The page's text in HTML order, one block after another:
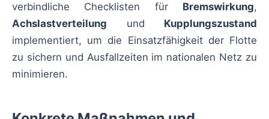
verbindliche Checklisten für Bremswirkung,
Achslastverteilung und Kupplungszustand
implementiert, um die Einsatzfähigkeit der Flotte
zu sichern und Ausfallzeiten im nationalen Netz zu
minimieren.